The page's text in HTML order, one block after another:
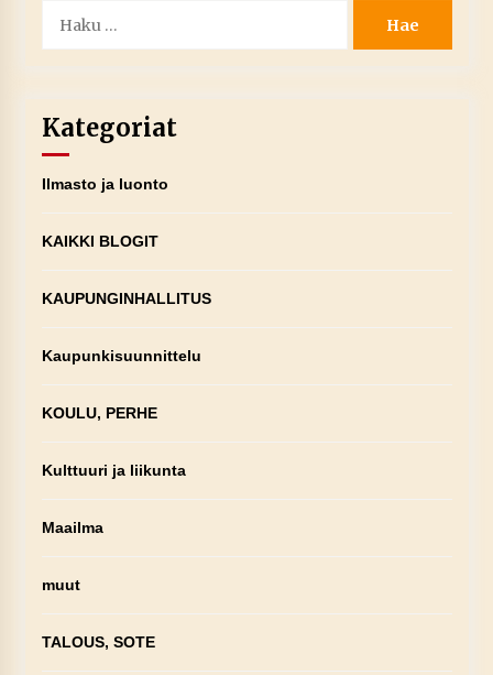
Kategoriat
Ilmasto ja luonto
KAIKKI BLOGIT
KAUPUNGINHALLITUS
Kaupunkisuunnittelu
KOULU, PERHE
Kulttuuri ja liikunta
Maailma
muut
TALOUS, SOTE